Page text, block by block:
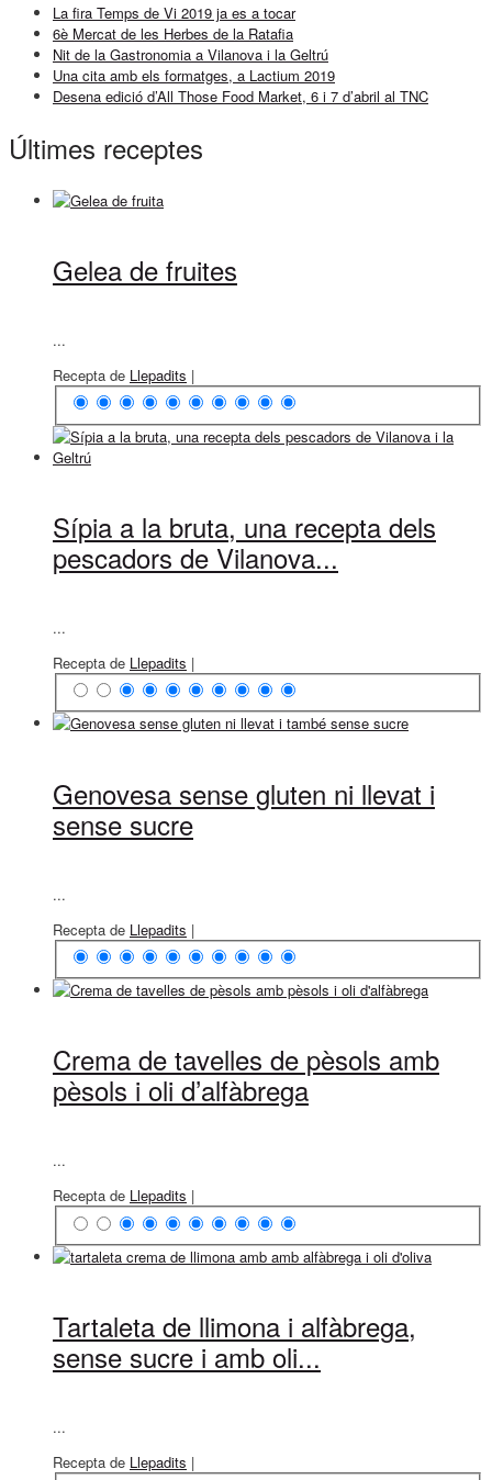
La fira Temps de Vi 2019 ja es a tocar
6è Mercat de les Herbes de la Ratafia
Nit de la Gastronomia a Vilanova i la Geltrú
Una cita amb els formatges, a Lactium 2019
Desena edició d’All Those Food Market, 6 i 7 d’abril al TNC
Últimes receptes
Gelea de fruites
...
Recepta de Llepadits |
Sípia a la bruta, una recepta dels
pescadors de Vilanova...
...
Recepta de Llepadits |
Genovesa sense gluten ni llevat i
sense sucre
...
Recepta de Llepadits |
Crema de tavelles de pèsols amb
pèsols i oli d’alfàbrega
...
Recepta de Llepadits |
Tartaleta de llimona i alfàbrega,
sense sucre i amb oli...
...
Recepta de Llepadits |